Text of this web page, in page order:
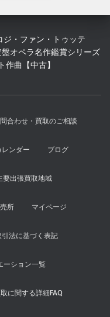
ジ・ファン・トゥッテ
盤オペラ名作鑑賞シリーズ
作曲【中古】
合わせ・買取のご相談
ンダー ブログ
要出張買取地域
所 マイページ
引法に基づく表記
ーション一覧
に関する詳細FAQ